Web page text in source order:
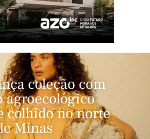
coleção com
agroecológico
colhido no norte
Minas